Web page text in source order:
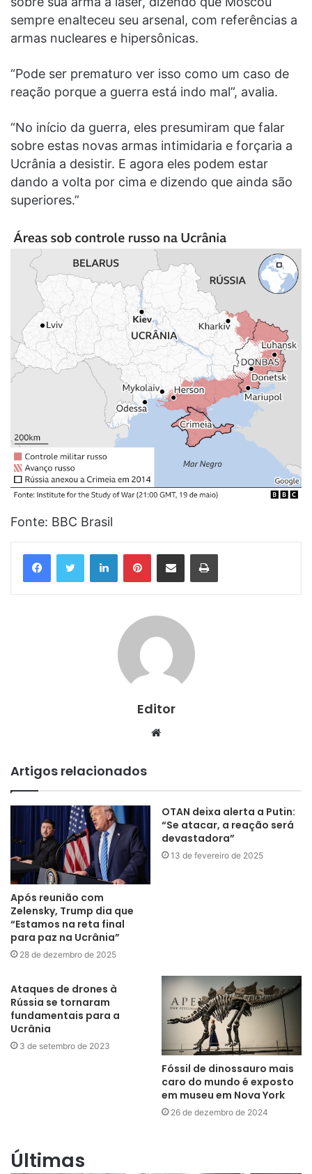
sempre enalteceu seu arsenal, com referências a
armas nucleares e hipersônicas.
“Pode ser prematuro ver isso como um caso de
reação porque a guerra está indo mal”, avalia.
“No início da guerra, eles presumiram que falar
sobre estas novas armas intimidaria e forçaria a
Ucrânia a desistir. E agora eles podem estar
dando a volta por cima e dizendo que ainda são
superiores.”
Fonte: BBC Brasil
LinkedinPinterestCompartilhar via e-mail Imprimir
Editor
Website
Artigos relacionados
Após reunião com
Zelensky, Trump dia que
“Estamos na reta final
para paz na Ucrânia”
28 de dezembro de 2025
OTAN deixa alerta a Putin:
“Se atacar, a reação será
devastadora”
13 de fevereiro de 2025
Ataques de drones à
Rússia se tornaram
fundamentais para a
Ucrânia
3 de setembro de 2023
Fóssil de dinossauro mais
caro do mundo é exposto
em museu em Nova York
26 de dezembro de 2024
Últimas